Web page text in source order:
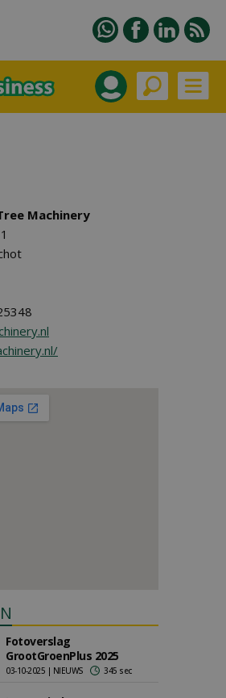
Machinery
Fotoverslag
GrootGroenPlus 2025
03-10-2025 | NIEUWS 345 sec